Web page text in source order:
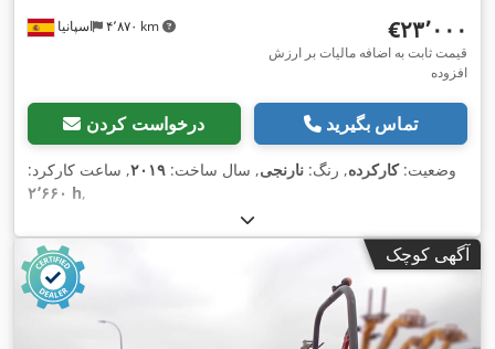
اسپانیا ۴٬۸۷۰ km ‎€۲۳٬۰۰۰
قیمت ثابت به اضافه مالیات بر ارزش
افزوده
درخواست کردن تماس بگیرید
وضعیت:کارکرده, رنگ: نارنجی, سال ساخت: ۲۰۱۹, ساعت کارکرد:
۲٬۶۶۰ h,
آگهی کوچک